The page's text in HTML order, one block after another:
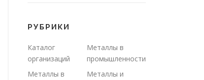
РУБРИКИ
Каталог
организаций
Металлы в
промышленности
Металлы в
Металлы и